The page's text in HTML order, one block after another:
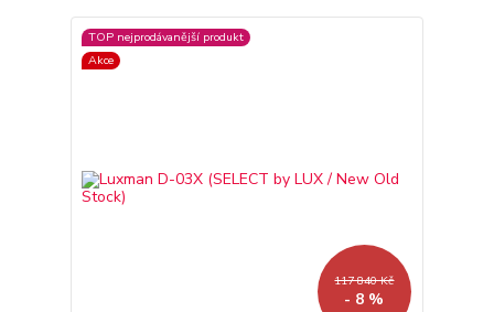
TOP nejprodávanější produkt
Akce
117 840 Kč
- 8 %